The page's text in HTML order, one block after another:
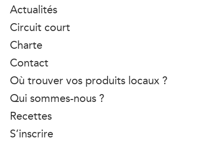
Actualités
Circuit court
Charte
Contact
Où trouver vos produits locaux ?
Qui sommes-nous ?
Recettes
S’inscrire